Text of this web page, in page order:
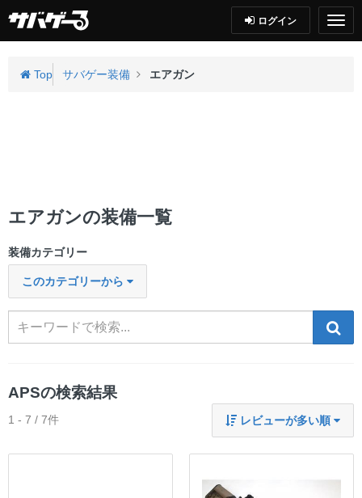
ログイン
Top サバゲー装備 エアガン
エアガンの装備一覧
装備カテゴリー
このカテゴリーから
APSの検索結果
レビューが多い順
1 - 7 / 7件